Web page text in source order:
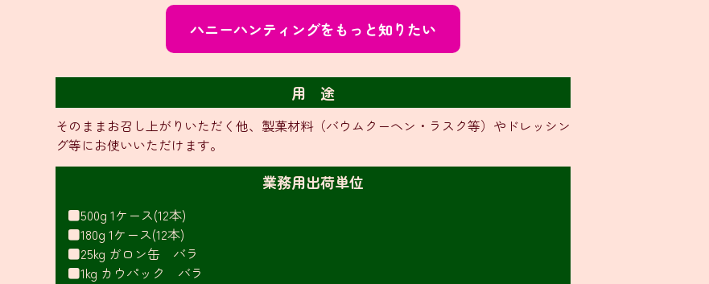
ハニーハンティングをもっと知りたい
用 途
そのままお召し上がりいただく他、製菓材料（バウムクーヘン・ラスク等）やドレッシン
グ等にお使いいただけます。
業務用出荷単位
■500g 1ケース(12本)
■180g 1ケース(12本)
■25kg ガロン缶 バラ
■1kg カウパック バラ